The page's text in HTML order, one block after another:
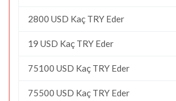
2800 USD Kaç TRY Eder
19 USD Kaç TRY Eder
75100 USD Kaç TRY Eder
75500 USD Kaç TRY Eder